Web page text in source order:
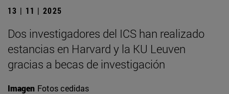
13 | 11 | 2025
Dos investigadores del ICS han realizado
estancias en Harvard y la KU Leuven
gracias a becas de investigación
Imagen Fotos cedidas